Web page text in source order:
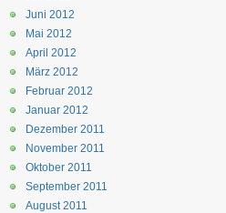
Juni 2012
Mai 2012
April 2012
März 2012
Februar 2012
Januar 2012
Dezember 2011
November 2011
Oktober 2011
September 2011
August 2011